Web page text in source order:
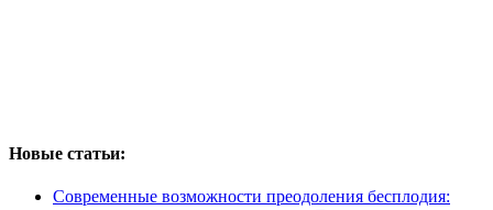
Новые статьи:
Современные возможности преодоления бесплодия: